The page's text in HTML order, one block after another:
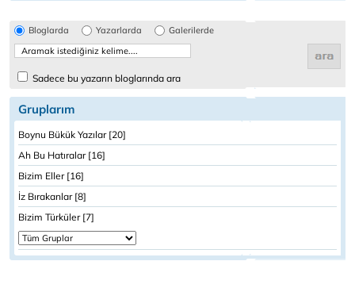
Bloglarda Yazarlarda Galerilerde
Sadece bu yazarın bloglarında ara
Gruplarım
Boynu Bükük Yazılar [20]
Ah Bu Hatıralar [16]
Bizim Eller [16]
İz Bırakanlar [8]
Bizim Türküler [7]